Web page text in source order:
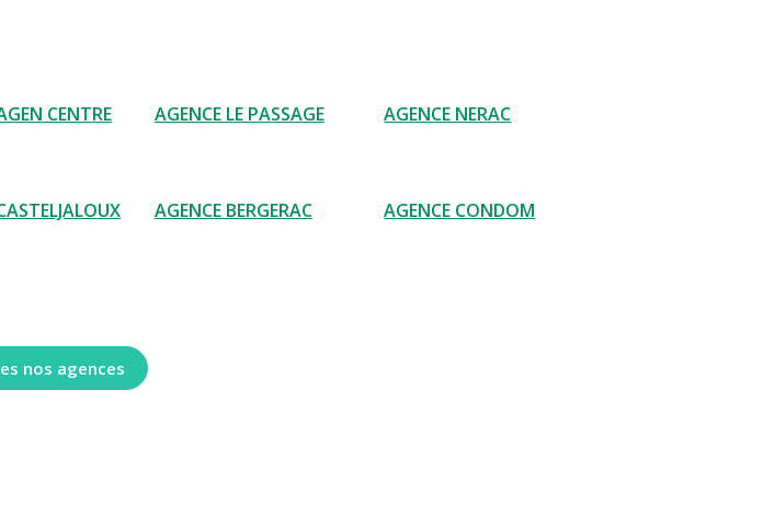
CENTRE AGENCE LE PASSAGE AGENCE NERAC
AGENCE BERGERAC AGENCE CONDOM
nos agences